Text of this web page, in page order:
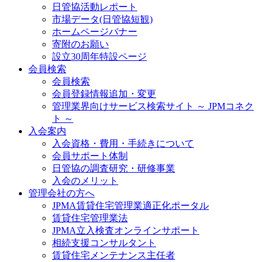
日管協活動レポート
市場データ(日管協短観)
ホームページバナー
寄附のお願い
設立30周年特設ページ
会員検索
会員検索
会員登録情報追加・変更
管理業界向けサービス検索サイト ～ JPMコネク
ト ～
入会案内
入会資格・費用・手続きについて
会員サポート体制
日管協の調査研究・研修事業
入会のメリット
管理会社の方へ
JPMA賃貸住宅管理業適正化ポータル
賃貸住宅管理業法
JPMA立入検査オンラインサポート
相続支援コンサルタント
賃貸住宅メンテナンス主任者